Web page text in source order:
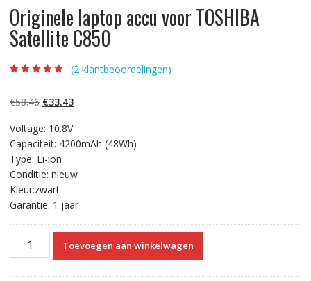
Originele laptop accu voor TOSHIBA
Satellite C850
gebaseerd op
klantbeoordelin
(2 klantbeoordelingen)
€58.46 Oorspronkelijke
was:
€58.46.
€33.43Huidige
€33.43.
Voltage: 10.8V
Capaciteit: 4200mAh (48Wh)
Type: Li-ion
Conditie: nieuw
Kleur:zwart
Garantie: 1 jaar
Originele
Toevoegen aan winkelwagen